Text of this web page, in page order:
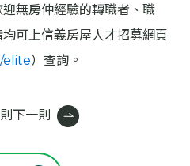
無房仲經驗的轉職者、職
可上信義房屋人才招募網頁
elite）查詢。
下一則